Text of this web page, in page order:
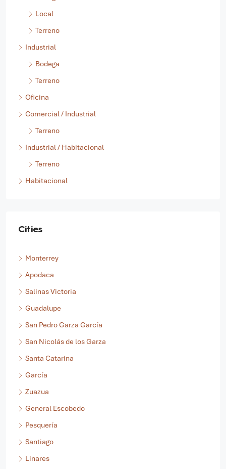
Bodega
Local
Terreno
Industrial
Bodega
Terreno
Oficina
Comercial / Industrial
Terreno
Industrial / Habitacional
Terreno
Monterrey
Apodaca
Salinas Victoria
Guadalupe
San Pedro Garza García
San Nicolás de los Garza
Santa Catarina
García
Zuazua
General Escobedo
Pesquería
Santiago